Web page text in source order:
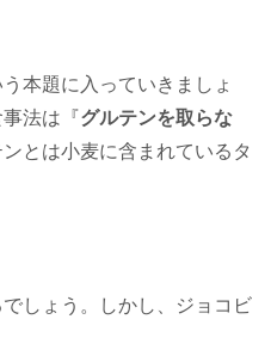
本題に入っていきましょ
法は『グルテンを取らな
とは小麦に含まれているタ
しょう。しかし、ジョコビ